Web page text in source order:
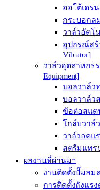
ออโต้เดรน
กระบอกลม
วาล์วอัตโ
อุปกรณ์สร้
Vibrator]
วาล์วอุตสาหกร
Equipment]
บอลวาล์วท
บอลวาล์วส
ข้อต่อสแตน
โกล์บวาล์ว
วาล์วลดแร
สตรีมแทรป
ผลงานที่ผ่านมา
งานติดตั้งปั๊มลมส
การติดตั้งถังแรง